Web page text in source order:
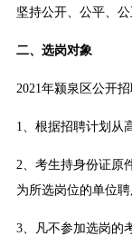
坚持公开、公平、公
二、选岗对象
2021年颍泉区公开
1、根据招聘计划从
2、考生持身份证原
为所选岗位的单位
3、凡不参加选岗的